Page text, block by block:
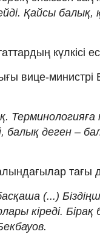
Қайсы балық,
күлкісі
вице-министрі
Терминологияға
балық деген –
тағы
(...)
кіреді. Бірақ